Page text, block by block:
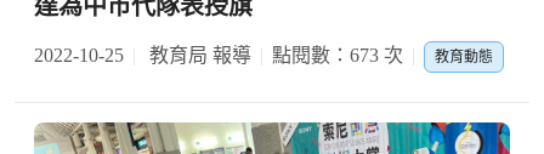
達為中市代隊表授旗
2022-10-25 教育局 報導 點閱數：673 次 教育動態